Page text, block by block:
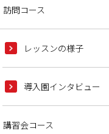
訪問コース
レッスンの様子
導入園インタビュー
講習会コース